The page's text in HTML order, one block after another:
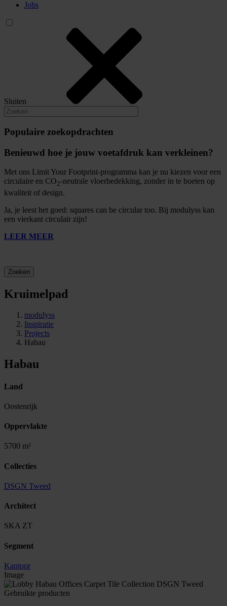
Jobs
Sluiten
Populaire zoekopdrachten
Benieuwd hoe je jouw voetafdruk kan verkleinen?
Met ons Limit Your Footprint-programma kan je nu kiezen voor een
circulaire en CO2-neutrale vloerbedekking, zonder in te boeten op
kwaliteit of design.
Ja, je leest het goed: squares can be circular too. Bij modulyss kan
een vierkant circulair zijn!
LEER MEER
Zoeken
Kruimelpad
modulyss
Inspiratie
Projects
Habau
Habau
Land
Oostenrijk
Oppervlakte
5700 m²
Collecties
DSGN Tweed
Architect
SKA ZT
Segment
Kantoor
Image
Gebruikte producten